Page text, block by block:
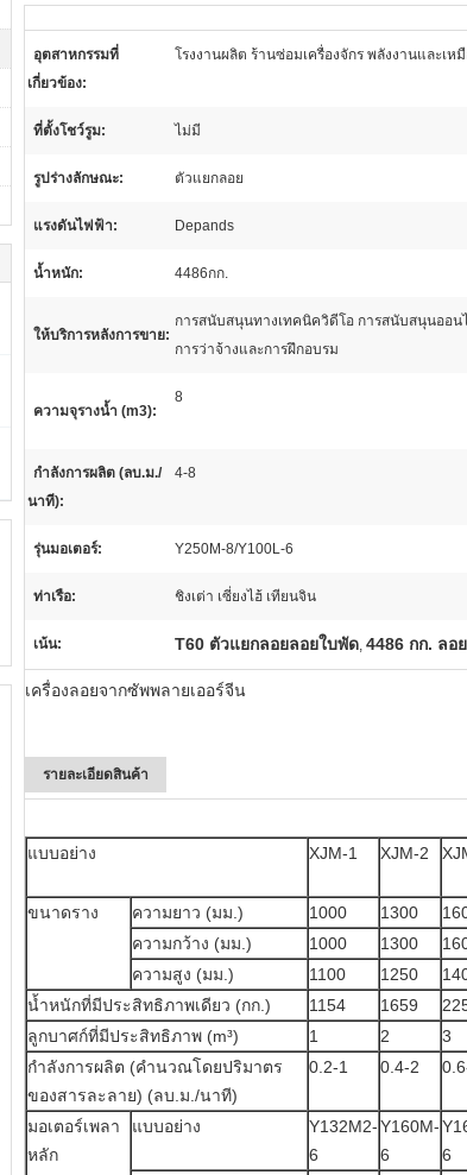
อุตสาหกรรมที่
เกี่ยวข้อง:
โรงงานผลิต ร้านซ่อมเครื่องจักร พลังงานและเห
ที่ตั้งโชว์รูม: ไม่มี
รูปร่างลักษณะ: ตัวแยกลอย
แรงดันไฟฟ้า: Depands
น้ำหนัก: 4486กก.
ให้บริการหลังการขาย:
การสนับสนุนทางเทคนิควิดีโอ การสนับสนุนออ
การว่าจ้างและการฝึกอบรม
ความจุรางน้ำ (m3):
8
กำลังการผลิต (ลบ.ม./
นาที):
4-8
รุ่นมอเตอร์: Y250M-8/Y100L-6
ท่าเรือ: ชิงเต่า เซี่ยงไฮ้ เทียนจิน
เน้น: T60 ตัวแยกลอยลอยใบพัด, 4486 กก. ลอ
เครื่องลอยจากซัพพลายเออร์จีน
รายละเอียดสินค้า
แบบอย่าง XJM-1 XJM-2
ขนาดราง
ความยาว (มม.) 1000 1300
ความกว้าง (มม.)
1000 1300
ความสูง (มม.)
1100 1250
น้ำหนักที่มีประสิทธิภาพเดียว (กก.)
1154 1659
ลูกบาศก์ที่มีประสิทธิภาพ (m³)
1 2 3
กำลังการผลิต (คำนวณโดยปริมาตร
ของสารละลาย) (ลบ.ม./นาที)
0.2-1 0.4-2
มอเตอร์เพลา
หลัก
แบบอย่าง
Y132M2-
6
Y160M-
6
6